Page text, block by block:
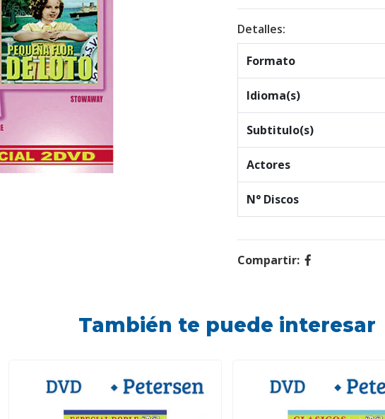
Detalles:
Formato
Idioma(s)
Subtitulo(s)
Actores
N° Discos
Compartir:
También te puede interesar